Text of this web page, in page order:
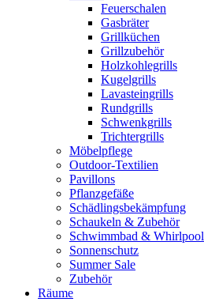
Feuerschalen
Gasbräter
Grillküchen
Grillzubehör
Holzkohlegrills
Kugelgrills
Lavasteingrills
Rundgrills
Schwenkgrills
Trichtergrills
Möbelpflege
Outdoor-Textilien
Pavillons
Pflanzgefäße
Schädlingsbekämpfung
Schaukeln & Zubehör
Schwimmbad & Whirlpool
Sonnenschutz
Summer Sale
Zubehör
Räume